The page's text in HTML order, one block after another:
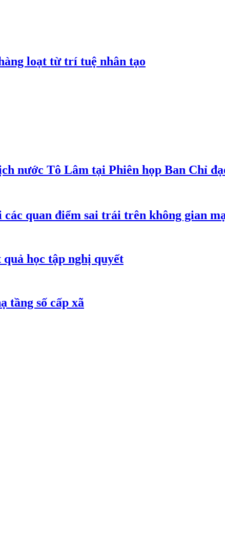
loạt từ trí tuệ nhân tạo
nước Tô Lâm tại Phiên họp Ban Chỉ
quan điểm sai trái trên không gian
học tập nghị quyết
tầng số cấp xã